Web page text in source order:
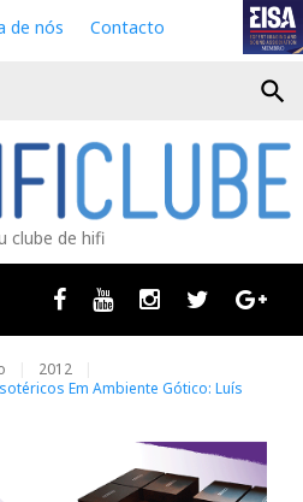
de nós Contacto
search
clube de hifi
Facebook
Youtube InstagramTwitter
2012
Em Ambiente Gótico: Luís